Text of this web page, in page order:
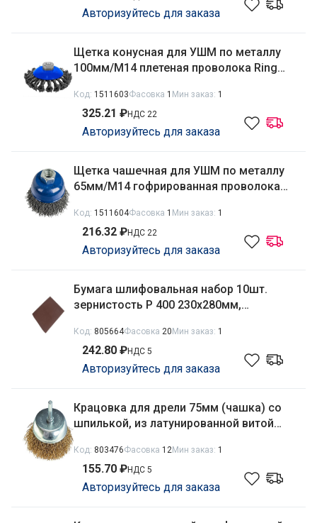
Авторизуйтесь для заказа
Щетка конусная для УШМ по металлу
100мм/М14 плетеная проволока Ring
Код: 1511603Фасовка 1 Мин заказ: 1
325.21 ₽НДС 22
Авторизуйтесь для заказа
Щетка чашечная для УШМ по металлу
65мм/М14 гофрированная проволока
Код: 1511604Фасовка 1 Мин заказ: 1
216.32 ₽НДС 22
Авторизуйтесь для заказа
Бумага шлифовальная набор 10шт.
зернистость Р 400 230х280мм,
Код: 805664Фасовка 20 Мин заказ: 1
242.80 ₽НДС 5
Авторизуйтесь для заказа
Крацовка для дрели 75мм (чашка) со
шпилькой, из латунированной витой
Код: 803476Фасовка 12Мин заказ: 1
155.70 ₽НДС 5
Авторизуйтесь для заказа